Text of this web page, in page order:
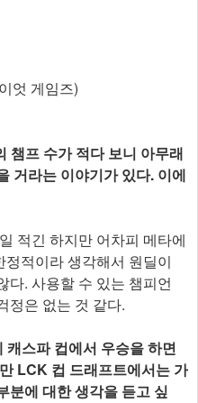
엇 게임즈)
챔프 수가 적다 보니 아무래
거라는 이야기가 있다. 이에
적긴 하지만 어차피 메타에
적이라 생각해서 원딜이
다. 사용할 수 있는 챔피언
정은 없는 것 같다.
스파 컵에서 우승을 하면
LCK 컵 드래프트에서는 가
분에 대한 생각을 듣고 싶